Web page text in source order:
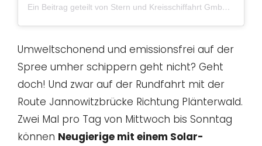
Ein Beitrag geteilt von Stern und Kreisschiffahrt GmbH (@sternundkreis)
Umweltschonend und emissionsfrei auf der
Spree umher schippern geht nicht? Geht
doch! Und zwar auf der Rundfahrt mit der
Route Jannowitzbrücke Richtung Plänterwald.
Zwei Mal pro Tag von Mittwoch bis Sonntag
können Neugierige mit einem Solar-